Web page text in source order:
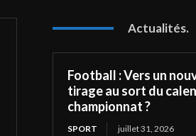
Actualités.
Football : Vers un
tirage au sort du
championnat ?
SPORT juillet 31, 2026